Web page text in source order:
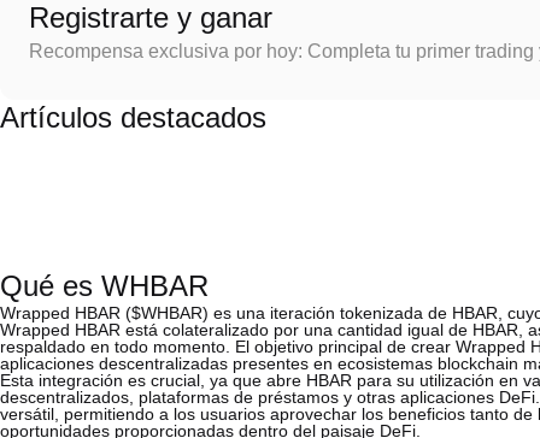
Registrarte y ganar
Recompensa exclusiva por hoy: Completa tu primer
Artículos destacados
Qué es WHBAR
Wrapped HBAR ($WHBAR) es una iteración tokenizada de HBAR,
Wrapped HBAR está colateralizado por una cantidad igual de
respaldado en todo momento. El objetivo principal de crear Wrapped
aplicaciones descentralizadas presentes en ecosistemas blockchain
Esta integración es crucial, ya que abre HBAR para su utilización en
descentralizados, plataformas de préstamos y otras aplicaciones
versátil, permitiendo a los usuarios aprovechar los beneficios tanto
oportunidades proporcionadas dentro del paisaje DeFi.